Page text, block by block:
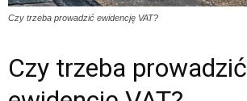
Czy trzeba prowadzić ewidencję VAT?
Czy trzeba prowadzić